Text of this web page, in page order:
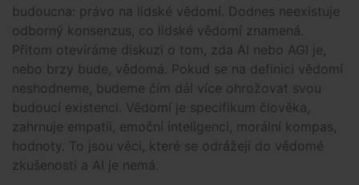
budoucna: právo na lidské vědomí. Dodnes neexistuje
odborný konsenzus, co lidské vědomí znamená.
Přitom otevíráme diskuzi o tom, zda AI nebo AGI je,
nebo brzy bude, vědomá. Pokud se na definici vědomí
neshodneme, budeme čím dál více ohrožovat svou
budoucí existenci. Vědomí je specifikum člověka,
zahrnuje empatii, emoční inteligenci, morální kompas,
hodnoty. To jsou věci, které se odrážejí do vědomé
zkušenosti a AI je nemá.